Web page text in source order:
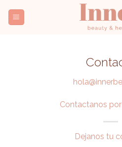
Contactanos
Dejanos tu